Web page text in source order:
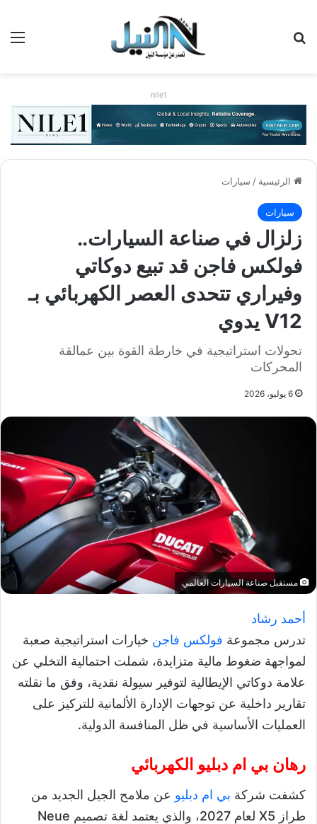
nile1
الرئيسية / سيارات
سيارات
زلزال في صناعة السيارات..
فولكس فاجن قد تبيع دوكاتي
وفيراري تتحدى العصر الكهربائي بـ
V12 يدوي
تحولات استراتيجية في خارطة القوة بين عمالقة
المحركات
6 يوليو، 2026
مستقبل صناعة السيارات العالمي
أحمد رشاد
تدرس مجموعة فولكس فاجن خيارات استراتيجية صعبة
لمواجهة ضغوط مالية متزايدة، شملت احتمالية التخلي عن
علامة دوكاتي الإيطالية لتوفير سيولة نقدية، وفق ما نقلته
تقارير داخلية عن توجهات الإدارة الألمانية للتركيز على
العمليات الأساسية في ظل المنافسة الدولية.
رهان بي ام دبليو الكهربائي
كشفت شركة بي ام دبليو عن ملامح الجيل الجديد من
طراز X5 لعام 2027، والذي يعتمد لغة تصميم Neue